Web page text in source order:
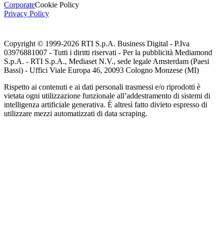
CorporateCookie Policy
Privacy Policy
Copyright © 1999-2026 RTI S.p.A. Business Digital - P.Iva
03976881007 - Tutti i diritti riservati - Per la pubblicità Mediamond
S.p.A. - RTI S.p.A., Mediaset N.V., sede legale Amsterdam (Paesi
Bassi) - Uffici Viale Europa 46, 20093 Cologno Monzese (MI)
Rispetto ai contenuti e ai dati personali trasmessi e/o riprodotti è
vietata ogni utilizzazione funzionale all’addestramento di sistemi di
intelligenza artificiale generativa. È altresì fatto divieto espresso di
utilizzare mezzi automatizzati di data scraping.